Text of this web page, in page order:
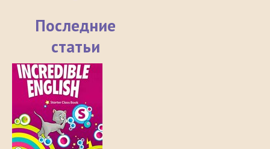
Последние
статьи